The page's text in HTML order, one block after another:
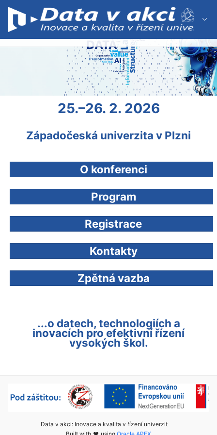
Main
Content
25.–26. 2. 2026
Západočeská univerzita v Plzni
O konferenci
Program
Registrace
Kontakty
Zpětná vazba
...o datech, technologiích a
inovacích pro efektivní řízení
vysokých škol.
Data v akci: Inovace a kvalita v řízení univerzit
love